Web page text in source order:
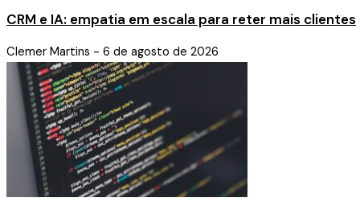
CRM e IA: empatia em escala para reter mais clientes
Clemer Martins 6 de agosto de 2026